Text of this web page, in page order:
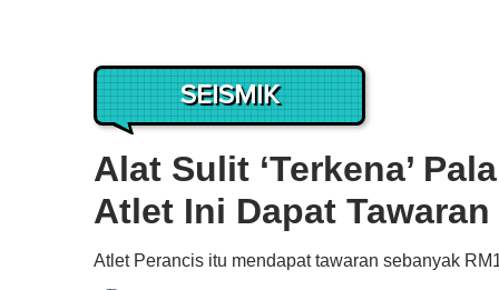
SEISMIK
Alat Sulit ‘Terkena’
Atlet Ini Dapat
Atlet Perancis itu mendapat tawaran sebanyak